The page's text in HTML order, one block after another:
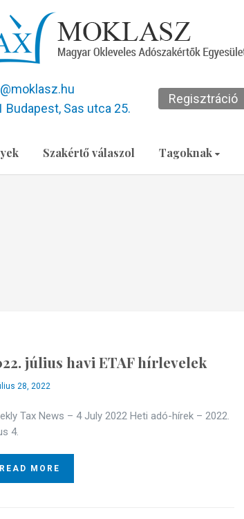
Budapest, Sas utca 25.
Regisztráció
Szakértő válaszol Tagoknak
július havi ETAF hírlevelek
28, 2022
Tax News – 4 July 2022 Heti adó-hírek – 2022.
4.
READ MORE